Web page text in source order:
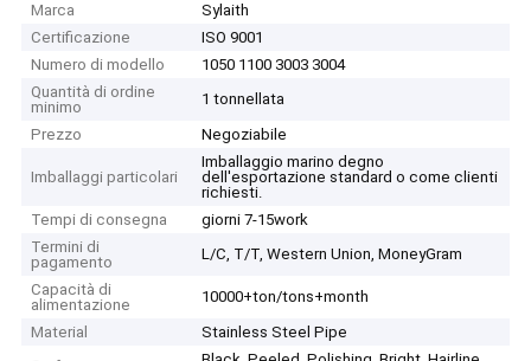
Marca
Sylaith
Certificazione
ISO 9001
Numero di modello
1050 1100 3003 3004
Quantità di ordine
minimo
1 tonnellata
Prezzo
Negoziabile
Imballaggi particolari
Imballaggio marino degno
dell'esportazione standard o come clienti
richiesti.
Tempi di consegna
giorni 7-15work
Termini di
pagamento
L/C, T/T, Western Union, MoneyGram
Capacità di
alimentazione
10000+ton/tons+month
Material
Stainless Steel Pipe